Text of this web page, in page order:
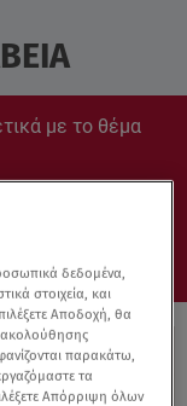
με το θέμα
δεδομένα,
στοιχεία, και
Αποδοχή, θα
παρακάτω,
τα
Απόρριψη όλων